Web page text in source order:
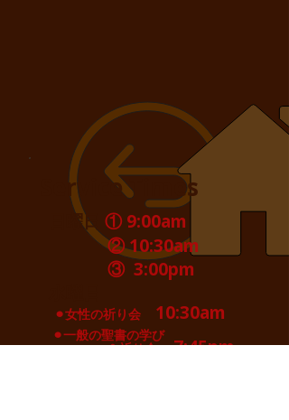
Service Times
日曜日 ① 9:00am
② 10:30am
③ 3:00pm
⚫︎女性の祈り会 10:30am
⚫︎一般の聖書の学び
＆祈り会7:45pm